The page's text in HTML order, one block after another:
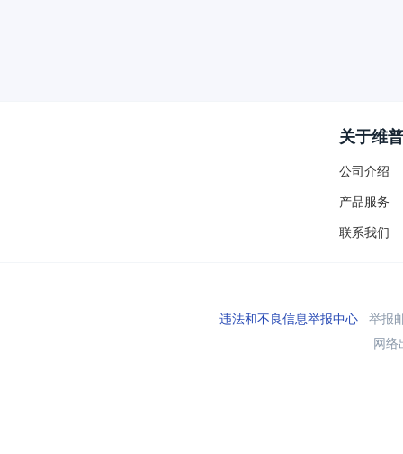
关于维普
公司介绍
产品服务
联系我们
违法和不良信息举报中心举报
网